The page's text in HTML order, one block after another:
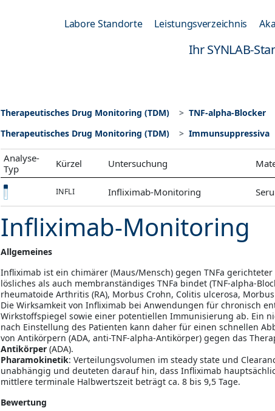
Labore Standorte Leistungsverzeichnis
Ihr SYNLAB-
Therapeutisches Drug Monitoring (TDM) TNF-alpha-Blocker
Therapeutisches Drug Monitoring (TDM)
Immunsuppressiva
Analyse-
Typ
Kürzel Untersuchung
INFLI Infliximab-Monitoring
Infliximab-Monitoring
Allgemeines
Infliximab ist ein chimärer (Maus/Mensch) gegen TNFa
lösliches als auch membranständiges TNFa bindet (TNF-alpha-
rheumatoide Arthritis (RA), Morbus Crohn, Colitis ulcerosa,
Die Wirksamkeit von Infliximab bei Anwendungen für chronisch
Wirkstoffspiegel sowie einer potentiellen Immunisierung ab. Ein
nach Einstellung des Patienten kann daher für einen schnellen
von Antikörpern (ADA, anti-TNF-alpha-Antikörper) gegen das
Antikörper (ADA).
Pharamokinetik: Verteilungsvolumen im steady state und
unabhängig und deuteten darauf hin, dass Infliximab
mittlere terminale Halbwertszeit beträgt ca. 8 bis 9,5 Tage.
Bewertung